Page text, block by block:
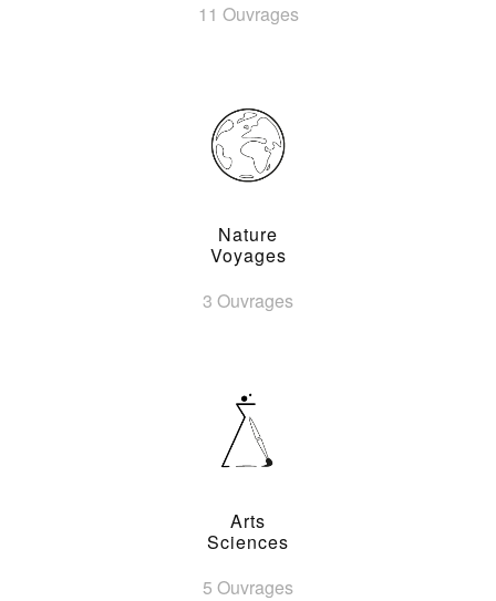
11 Ouvrages
Nature
Voyages
3 Ouvrages
Arts
Sciences
5 Ouvrages